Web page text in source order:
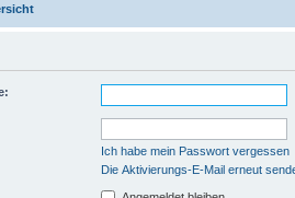
Ich habe mein Passwort vergessen
Die Aktivierungs-E-Mail erneut